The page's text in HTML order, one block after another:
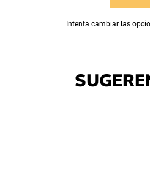
Intenta cambiar las